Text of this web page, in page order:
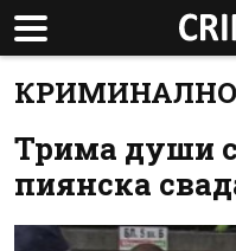
КРИМИНАЛНО
Трима души
пиянска